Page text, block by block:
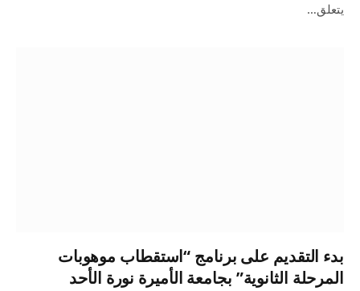
يتعلق…
بدء التقديم على برنامج “استقطاب موهوبات
المرحلة الثانوية” بجامعة الأميرة نورة الأحد